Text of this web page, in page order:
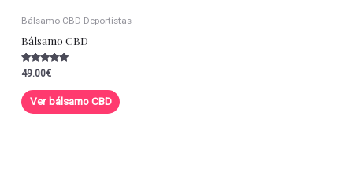
Bálsamo CBD Deportistas
Bálsamo CBD
Valorado con
5.00
de 5
49.00€
Ver bálsamo CBD